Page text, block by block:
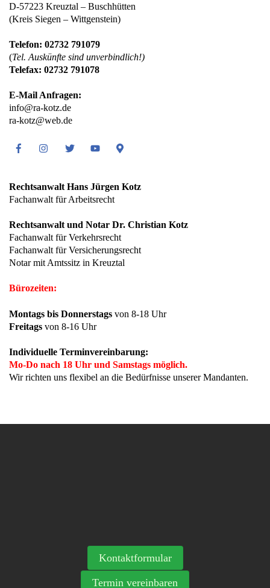
D-57223 Kreuztal – Buschhütten
(Kreis Siegen – Wittgenstein)
Telefon: 02732 791079
(Tel. Auskünfte sind unverbindlich!)
Telefax: 02732 791078
E-Mail Anfragen:
info@ra-kotz.de
ra-kotz@web.de
FacebookInstagramTwitter Youtube Google
Rechtsanwalt Hans Jürgen Kotz
Fachanwalt für Arbeitsrecht
Rechtsanwalt und Notar Dr. Christian Kotz
Fachanwalt für Verkehrsrecht
Fachanwalt für Versicherungsrecht
Notar mit Amtssitz in Kreuztal
Bürozeiten:
Montags bis Donnerstags von 8-18 Uhr
Freitags von 8-16 Uhr
Individuelle Terminvereinbarung:
Mo-Do nach 18 Uhr und Samstags möglich.
Wir richten uns flexibel an die Bedürfnisse unserer Mandanten.
Kontaktformular
Termin vereinbaren